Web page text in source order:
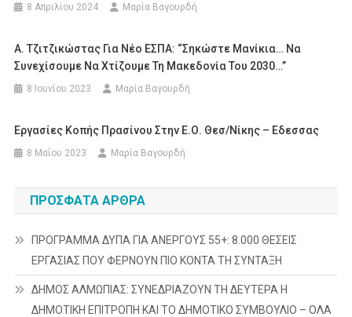
8 Απριλίου 2024 Μαρία Βαγουρδή
Α. Τζιτζικώστας Για Νέο ΕΣΠΑ: “Σηκώστε Μανίκια… Να
Συνεχίσουμε Να Χτίζουμε Τη Μακεδονία Του 2030…”
8 Ιουνίου 2023 Μαρία Βαγουρδή
Εργασίες Κοπής Πρασίνου Στην Ε.Ο. Θεσ/νίκης – Εδεσσας
8 Μαΐου 2023 Μαρία Βαγουρδή
ΠΡΌΣΦΑΤΑ ΆΡΘΡΑ
ΠΡΟΓΡΑΜΜΑ ΔΥΠΑ ΓΙΑ ΑΝΕΡΓΟΥΣ 55+: 8.000 ΘΕΣΕΙΣ
ΕΡΓΑΣΙΑΣ ΠΟΥ ΦΕΡΝΟΥΝ ΠΙΟ ΚΟΝΤΑ ΤΗ ΣΥΝΤΑΞΗ
ΔΗΜΟΣ ΑΛΜΩΠΙΑΣ: ΣΥΝΕΔΡΙΑΖΟΥΝ ΤΗ ΔΕΥΤΕΡΑ H
ΔΗΜΟΤΙΚΗ ΕΠΙΤΡΟΠΗ ΚΑΙ ΤΟ ΔΗΜΟΤΙΚΟ ΣΥΜΒΟΥΛΙΟ – ΟΛΑ